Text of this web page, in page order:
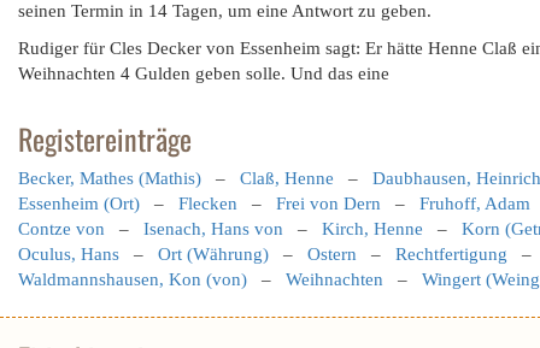
seinen Termin in 14 Tagen, um eine Antwort zu geben.
Rudiger für Cles Decker von Essenheim sagt: Er hätte Henne Claß
Weihnachten 4 Gulden geben solle. Und das eine
Registereinträge
Becker, Mathes (Mathis) – Claß, Henne – Daubhausen,
Essenheim (Ort) – Flecken – Frei von Dern – Fruhoff, Adam
Contze von – Isenach, Hans von – Kirch, Henne – Korn
Oculus, Hans – Ort (Währung) – Ostern – Rechtfertigung
Waldmannshausen, Kon (von) – Weihnachten – Wingert